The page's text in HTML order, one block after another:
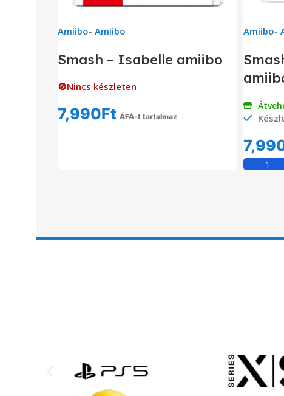
Amiibo- Amiibo
Smash – Isabelle amiibo
🚫Nincs készleten
7,990Ft ÁFÁ-t tartalmaz
Amiibo-